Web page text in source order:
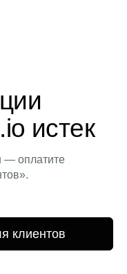
истек
— оплатите
клиентов